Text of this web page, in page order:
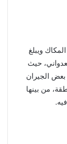
ويبلغ
حيث
بعض الجيران
من بينها